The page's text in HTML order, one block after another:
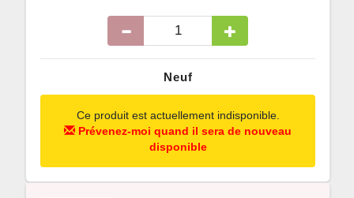
Neuf
Ce produit est actuellement indisponible.
Prévenez-moi quand il sera de nouveau
disponible